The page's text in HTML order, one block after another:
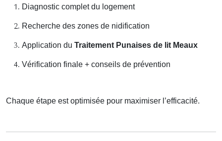
Diagnostic complet du logement
Recherche des zones de nidification
Application du Traitement Punaises de lit Meaux
Vérification finale + conseils de prévention
Chaque étape est optimisée pour maximiser l’efficacité.